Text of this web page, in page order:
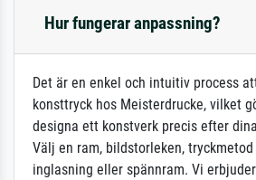
Hur fungerar anpassning?
Det är en enkel och intuitiv process
konsttryck hos Meisterdrucke, vilket
designa ett konstverk precis efter
Välj en ram, bildstorleken,
inglasning eller spännram. Vi